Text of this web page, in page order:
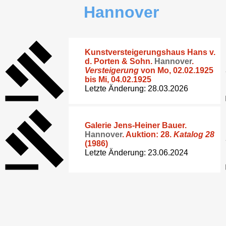
Hannover
Kunstversteigerungshaus Hans v.
d. Porten & Sohn. Hannover.
Versteigerung von Mo, 02.02.1925
bis Mi, 04.02.1925
Letzte Änderung: 28.03.2026
Galerie Jens-Heiner Bauer.
Hannover. Auktion: 28. Katalog 28
(1986)
Letzte Änderung: 23.06.2024